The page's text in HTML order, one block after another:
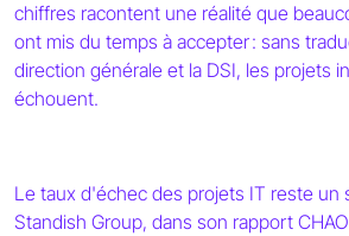
chiffres racontent une réalité que
ont mis du temps à accepter : sans
direction générale et la DSI, les projets
échouent.
Le taux d'échec des projets IT reste un
Standish Group, dans son rapport